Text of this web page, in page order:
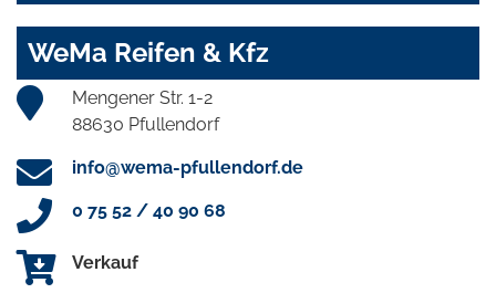
WeMa Reifen & Kfz
Mengener Str. 1-2
88630 Pfullendorf
info@wema-pfullendorf.de
0 75 52 / 40 90 68
Verkauf